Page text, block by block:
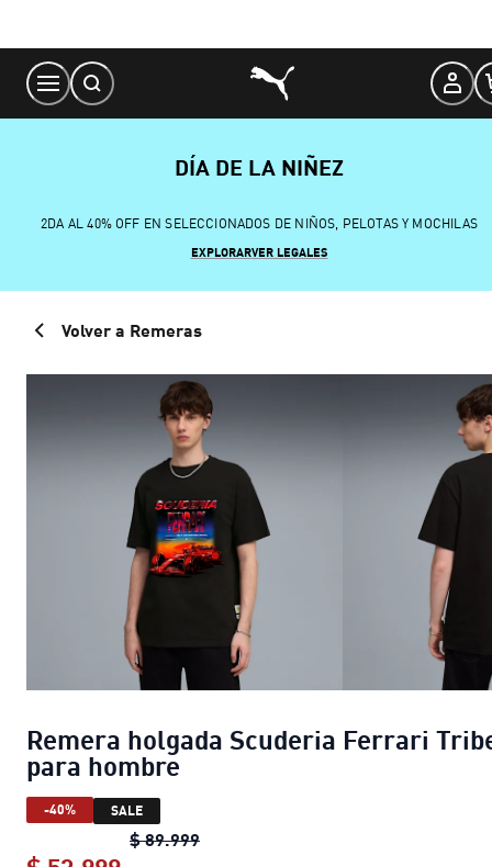
Content
DÍA DE LA NIÑEZ
2DA AL 40% OFF EN SELECCIONADOS DE NIÑOS, PELOTAS Y MOCHILAS
EXPLORARVER LEGALES
Volver a Remeras
Remera holgada Scuderia Ferrari
para hombre
-40% SALE
$ 89.999Remera holgada Scuderia Ferrari